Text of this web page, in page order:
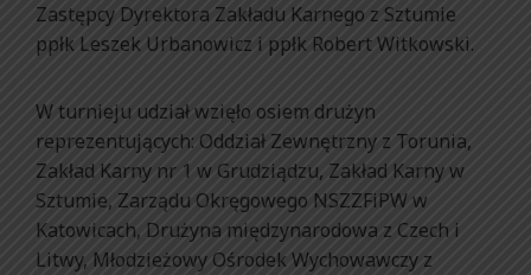
Zastępcy Dyrektora Zakładu Karnego z Sztumie
ppłk Leszek Urbanowicz i ppłk Robert Witkowski.
W turnieju udział wzięło osiem drużyn
reprezentujących: Oddział Zewnętrzny z Torunia,
Zakład Karny nr 1 w Grudziądzu, Zakład Karny w
Sztumie, Zarządu Okręgowego NSZZFiPW w
Katowicach, Drużyna międzynarodowa z Czech i
Litwy, Młodzieżowy Ośrodek Wychowawczy z